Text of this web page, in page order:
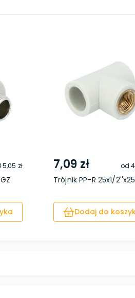
5,05 zł 7,09 zł od
Trójnik PP-R 25x1/
Dodaj do